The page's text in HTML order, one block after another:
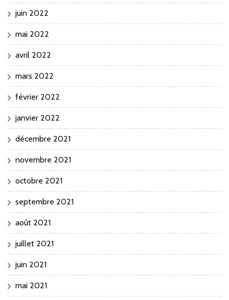
juin 2022
mai 2022
avril 2022
mars 2022
février 2022
janvier 2022
décembre 2021
novembre 2021
octobre 2021
septembre 2021
août 2021
juillet 2021
juin 2021
mai 2021